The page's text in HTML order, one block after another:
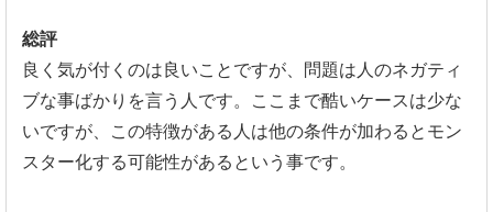
総評
良く気が付くのは良いことですが、 問題は人のネガティ
ブな事ばかりを言う人です。
ここまで酷いケースは少な
いですが、
この特徴がある人は他の条件が加わるとモン
スター化する可能性があるという事です。